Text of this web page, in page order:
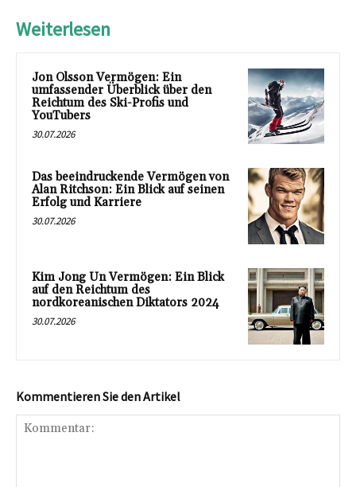
Weiterlesen
Jon Olsson Vermögen: Ein
umfassender Überblick über den
Reichtum des Ski-Profis und
YouTubers
30.07.2026
Das beeindruckende Vermögen von
Alan Ritchson: Ein Blick auf seinen
Erfolg und Karriere
30.07.2026
Kim Jong Un Vermögen: Ein Blick
auf den Reichtum des
nordkoreanischen Diktators 2024
30.07.2026
Kommentieren Sie den Artikel